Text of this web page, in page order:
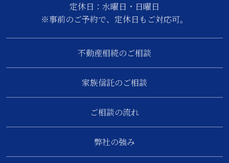
定休日：水曜日・日曜日
※事前のご予約で、定休日もご対応可。
不動産相続のご相談
家族信託のご相談
ご相談の流れ
弊社の強み